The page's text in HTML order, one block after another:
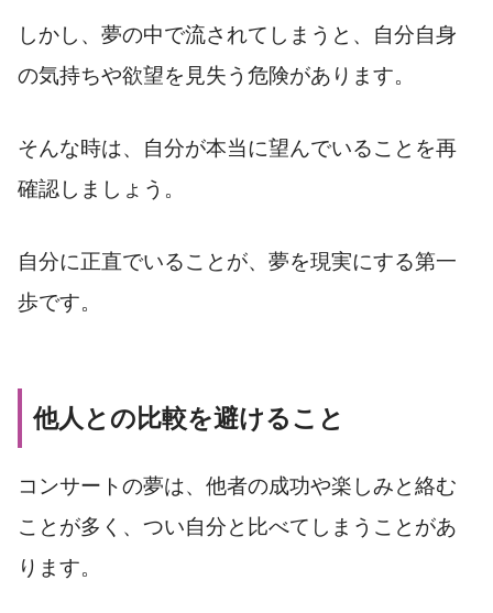
しかし、夢の中で流されてしまうと、自分自身
の気持ちや欲望を見失う危険があります。
そんな時は、自分が本当に望んでいることを再
確認しましょう。
自分に正直でいることが、夢を現実にする第一
歩です。
他人との比較を避けること
コンサートの夢は、他者の成功や楽しみと絡む
ことが多く、つい自分と比べてしまうことがあ
ります。